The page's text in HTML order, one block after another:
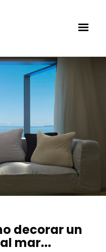
decorar un
mar...